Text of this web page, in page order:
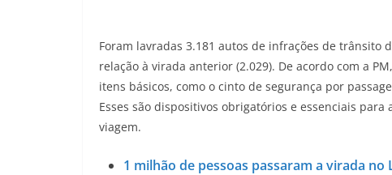
Foram lavradas 3.181 autos de infrações de trânsito
relação à virada anterior (2.029). De acordo com a
itens básicos, como o cinto de segurança por
Esses são dispositivos obrigatórios e essenciais
viagem.
1 milhão de pessoas passaram a virada